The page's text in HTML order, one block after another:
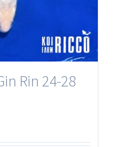
Rin 24-28